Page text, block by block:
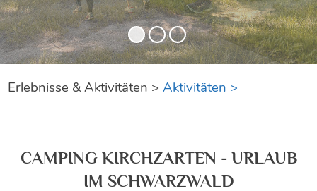
Erlebnisse & Aktivitäten >Aktivitäten >
CAMPING KIRCHZARTEN - URLAUB
IM SCHWARZWALD